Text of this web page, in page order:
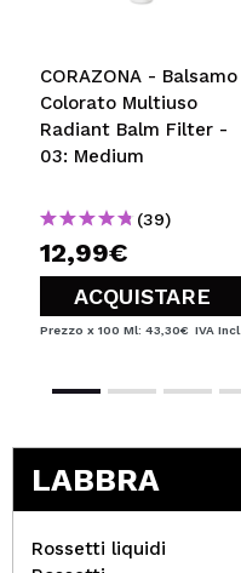
CORAZONA - Balsamo
Colorato Multiuso
Radiant Balm Filter -
03: Medium
(39)
12,99€
ACQUISTARE
Prezzo x 100 Ml: 43,30€ IVA Incl.
LABBRA
Rossetti liquidi